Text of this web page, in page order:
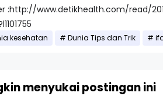
:http://www.detikhealth.com/read/
kesehatan Dunia Tips dan Trik
menyukai postingan ini